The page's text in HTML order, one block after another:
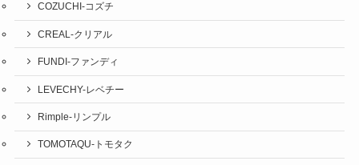
COZUCHI-コズチ
CREAL-クリアル
FUNDI-ファンディ
LEVECHY-レベチー
Rimple-リンプル
TOMOTAQU-トモタク